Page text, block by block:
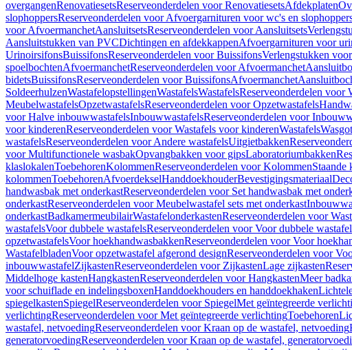
overgangenRenovatiesetsReserveonderdelen voor RenovatiesetsAfdekplaten
slophoppersReserveonderdelen voor Afvoergarnituren voor wc's en
voor AfvoermanchetAansluitsetsReserveonderdelen voor Aansluitsets
Aansluitstukken van PVCDichtingen en afdekkappenAfvoergarnituren voor
UrinoirsifonsBuissifonsReserveonderdelen voor BuissifonsVerlengstukken
spoelbochtenAfvoermanchetReserveonderdelen voor Afvoermanchet
bidetsBuissifonsReserveonderdelen voor BuissifonsAfvoermanchet
SoldeerhulzenWastafelopstellingenWastafelsWastafelsReserveonderdelen voor
MeubelwastafelsOpzetwastafelsReserveonderdelen voor Opzetwastafels
voor Halve inbouwwastafelsInbouwwastafelsReserveonderdelen voor
voor kinderenReserveonderdelen voor Wastafels voor kinderenWastafels
wastafelsReserveonderdelen voor Andere wastafelsUitgietbakken
voor Multifunctionele wasbakOpvangbakken voor gipsLaboratoriumbakken
klaslokalenToebehorenKolommenReserveonderdelen voor KolommenStaande
kolommenToebehorenAfvoerdekselHanddoekhouderBevestigingsmateriaal
handwasbak met onderkastReserveonderdelen voor Set handwasbak met
onderkastReserveonderdelen voor Meubelwastafel sets met onderkast
onderkastBadkamermeubilairWastafelonderkastenReserveonderdelen voor
wastafelsVoor dubbele wastafelsReserveonderdelen voor Voor dubbele
opzetwastafelsVoor hoekhandwasbakkenReserveonderdelen voor Voor
WastafelbladenVoor opzetwastafel afgerond designReserveonderdelen voor
inbouwwastafelZijkastenReserveonderdelen voor ZijkastenLage zijkasten
Middelhoge kastenHangkastenReserveonderdelen voor HangkastenMeer
voor schuiflade en indelingsboxenHanddoekhouders en handdoekhaken
spiegelkastenSpiegelReserveonderdelen voor SpiegelMet geïntegreerde
verlichtingReserveonderdelen voor Met geïntegreerde verlichtingToebehoren
wastafel, netvoedingReserveonderdelen voor Kraan op de wastafel, netvoeding
generatorvoedingReserveonderdelen voor Kraan op de wastafel,